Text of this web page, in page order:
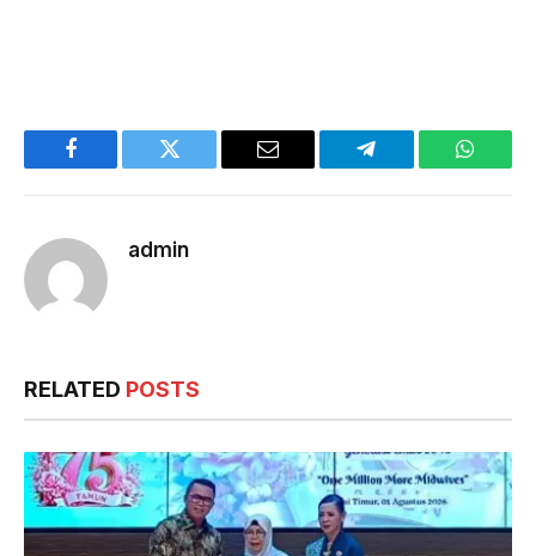
Facebook Twitter Email Telegram
admin
RELATED POSTS